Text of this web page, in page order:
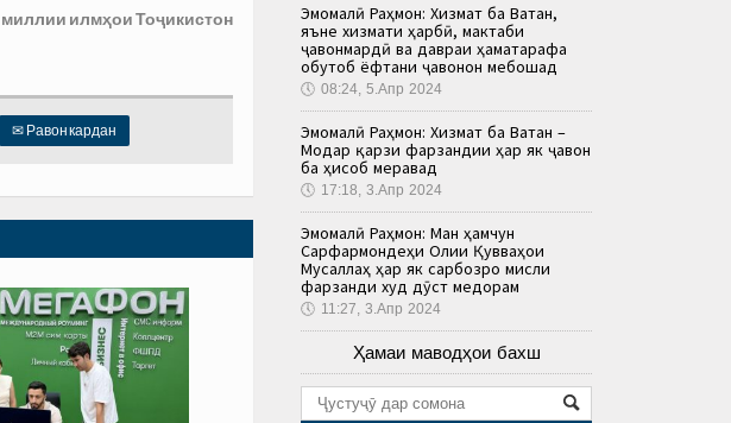
илмҳои Тоҷикистон
✉ Равон кардан
Эмомалӣ Раҳмон: Хизмат ба Ватан,
яъне хизмати ҳарбӣ, мактаби
ҷавонмардӣ ва давраи ҳаматарафа
обутоб ёфтани ҷавонон мебошад
🕔 08:24, 5.Апр 2024
Эмомалӣ Раҳмон: Хизмат ба Ватан –
Модар қарзи фарзандии ҳар як ҷавон
ба ҳисоб меравад
🕔 17:18, 3.Апр 2024
Эмомалӣ Раҳмон: Ман ҳамчун
Сарфармондеҳи Олии Қувваҳои
Мусаллаҳ ҳар як сарбозро мисли
фарзанди худ дӯст медорам
🕔 11:27, 3.Апр 2024
Ҳамаи маводҳои бахш